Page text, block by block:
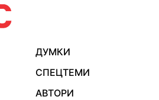
ДУМКИ
СПЕЦТЕМИ
АВТОРИ